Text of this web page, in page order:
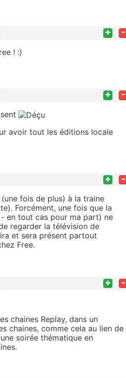
+ -
! :)
+ -
avoir tout les éditions locale
+ -
fois de plus) à la traine
Forcément, une fois que la
en tout cas pour ma part) ne
regarder la télévision de
et sera présent partout
Free.
+ -
chaines Replay, dans un
chaines, comme cela au lien de
soirée thématique en